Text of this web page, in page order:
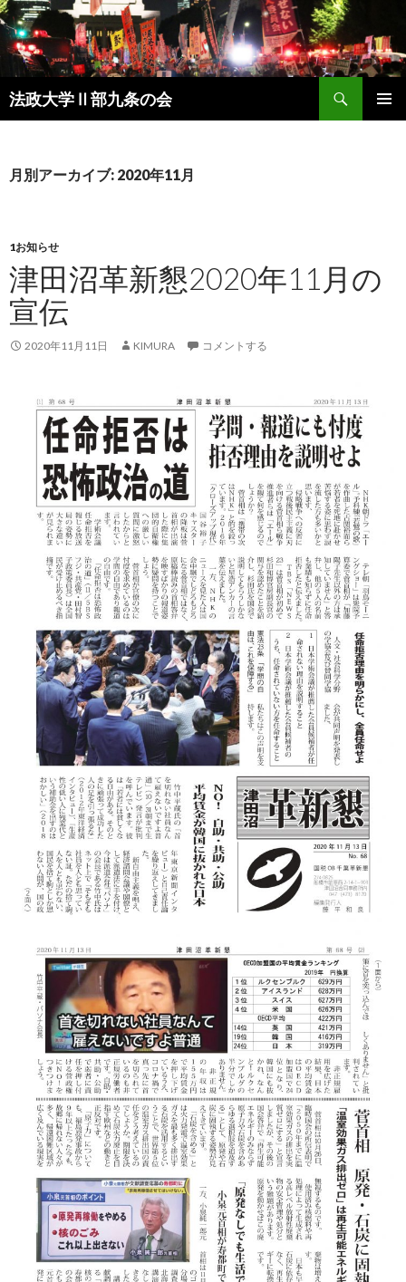
法政大学Ⅱ部九条の会
索
ン
キ
ッ
プ
月別アーカイブ: 2020年11月
1お知らせ
津田沼革新懇2020年11月の
宣伝
2020年11月11日 KIMURA コメントする